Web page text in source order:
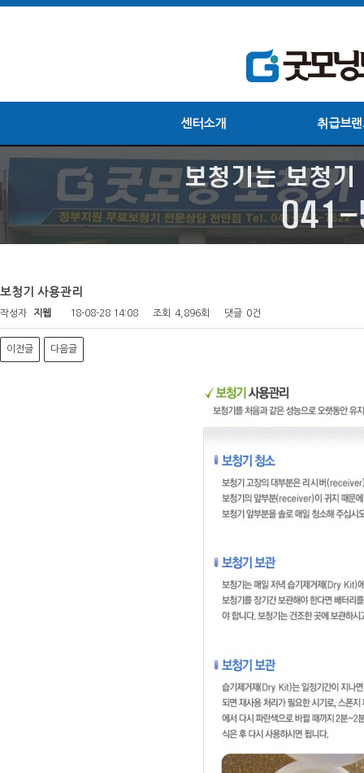
센터소개 취급브
보청기 사용관리
작성자 지웹 18-08-28 14:08 조회 4,896회 댓글 0건
이전글 다음글